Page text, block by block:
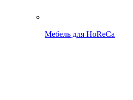
Мебель для HoReCa